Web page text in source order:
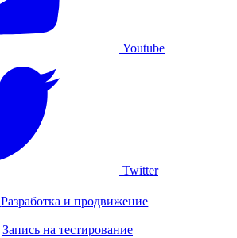
Youtube
Twitter
Разработка и продвижение
Запись на тестирование